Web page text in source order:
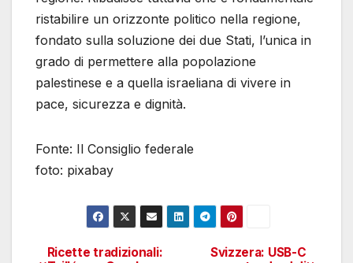
ristabilire un orizzonte politico nella regione,
fondato sulla soluzione dei due Stati, l’unica in
grado di permettere alla popolazione
palestinese e a quella israeliana di vivere in
pace, sicurezza e dignità.
Fonte: Il Consiglio federale
foto: pixabay
Svizzera: USB-C
Ricette tradizionali: